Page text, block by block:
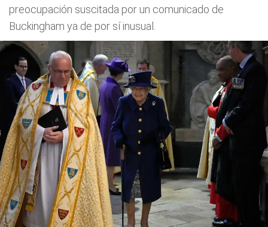
preocupación suscitada por un comunicado de
Buckingham ya de por sí inusual.